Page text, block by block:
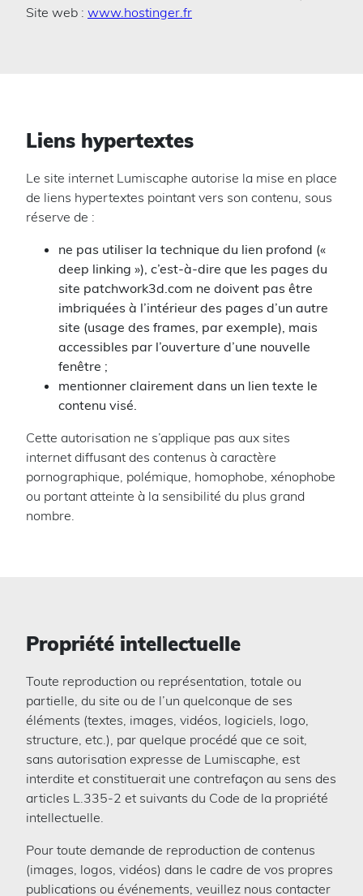
Site web : www.hostinger.fr
Liens hypertextes
Le site internet Lumiscaphe autorise la mise en place
de liens hypertextes pointant vers son contenu, sous
réserve de :
ne pas utiliser la technique du lien profond («
deep linking »), c’est-à-dire que les pages du
site patchwork3d.com ne doivent pas être
imbriquées à l’intérieur des pages d’un autre
site (usage des frames, par exemple), mais
accessibles par l’ouverture d’une nouvelle
fenêtre ;
mentionner clairement dans un lien texte le
contenu visé.
Cette autorisation ne s’applique pas aux sites
internet diffusant des contenus à caractère
pornographique, polémique, homophobe, xénophobe
ou portant atteinte à la sensibilité du plus grand
nombre.
Propriété intellectuelle
Toute reproduction ou représentation, totale ou
partielle, du site ou de l’un quelconque de ses
éléments (textes, images, vidéos, logiciels, logo,
structure, etc.), par quelque procédé que ce soit,
sans autorisation expresse de Lumiscaphe, est
interdite et constituerait une contrefaçon au sens des
articles L.335-2 et suivants du Code de la propriété
intellectuelle.
Pour toute demande de reproduction de contenus
(images, logos, vidéos) dans le cadre de vos propres
publications ou événements, veuillez nous contacter